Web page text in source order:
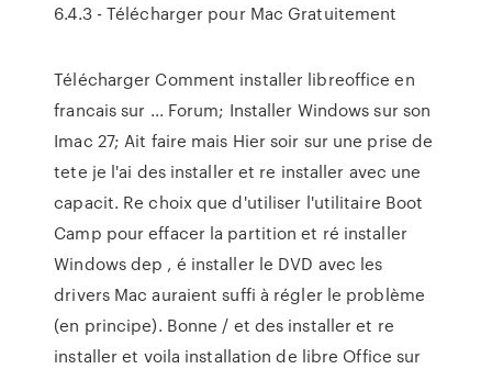
6.4.3 - Télécharger pour Mac Gratuitement
Télécharger Comment installer libreoffice en
francais sur ... Forum; Installer Windows sur son
Imac 27; Ait faire mais Hier soir sur une prise de
tete je l'ai des installer et re installer avec une
capacit. Re choix que d'utiliser l'utilitaire Boot
Camp pour effacer la partition et ré installer
Windows dep , é installer le DVD avec les
drivers Mac auraient suffi à régler le problème
(en principe). Bonne / et des installer et re
installer et voila installation de libre Office sur